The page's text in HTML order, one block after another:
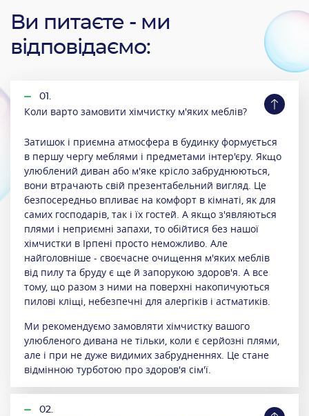
Ви питаєте - ми
відповідаємо:
01.
Коли варто замовити хімчистку м'яких меблів?
Затишок і приємна атмосфера в будинку формується
в першу чергу меблями і предметами інтер'єру. Якщо
улюблений диван або м'яке крісло забруднюються,
вони втрачають свій презентабельний вигляд. Це
безпосередньо впливає на комфорт в кімнаті, як для
самих господарів, так і їх гостей. А якщо з'являються
плями і неприємні запахи, то обійтися без нашої
хімчистки в Ірпені просто неможливо. Але
найголовніше - своєчасне очищення м'яких меблів
від пилу та бруду є ще й запорукою здоров'я. А все
тому, що разом з ними на поверхні накопичуються
пилові кліщі, небезпечні для алергіків і астматиків.
Ми рекомендуємо замовляти хімчистку вашого
улюбленого дивана не тільки, коли є серйозні плями,
але і при не дуже видимих ​​забрудненнях. Це стане
відмінною турботою про здоров'я сім'ї.
02.